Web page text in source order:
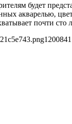
будет
акварелью,
почти сто
1200841